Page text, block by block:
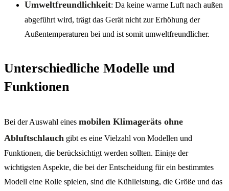
Umweltfreundlichkeit: Da keine warme Luft nach außen
abgeführt wird, trägt das Gerät nicht zur Erhöhung der
Außentemperaturen bei und ist somit umweltfreundlicher.
Unterschiedliche Modelle und
Funktionen
Bei der Auswahl eines mobilen Klimageräts ohne
Abluftschlauch gibt es eine Vielzahl von Modellen und
Funktionen, die berücksichtigt werden sollten. Einige der
wichtigsten Aspekte, die bei der Entscheidung für ein bestimmtes
Modell eine Rolle spielen, sind die Kühlleistung, die Größe und das